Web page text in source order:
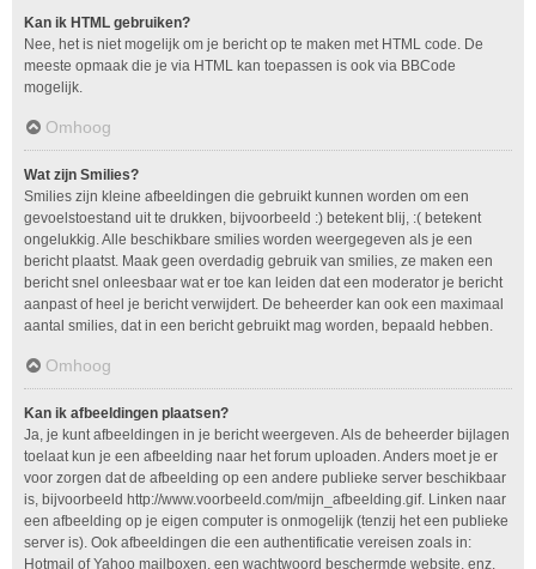
Kan ik HTML gebruiken?
Nee, het is niet mogelijk om je bericht op te maken met HTML code. De
meeste opmaak die je via HTML kan toepassen is ook via BBCode
mogelijk.
Omhoog
Wat zijn Smilies?
Smilies zijn kleine afbeeldingen die gebruikt kunnen worden om een
gevoelstoestand uit te drukken, bijvoorbeeld :) betekent blij, :( betekent
ongelukkig. Alle beschikbare smilies worden weergegeven als je een
bericht plaatst. Maak geen overdadig gebruik van smilies, ze maken een
bericht snel onleesbaar wat er toe kan leiden dat een moderator je bericht
aanpast of heel je bericht verwijdert. De beheerder kan ook een maximaal
aantal smilies, dat in een bericht gebruikt mag worden, bepaald hebben.
Omhoog
Kan ik afbeeldingen plaatsen?
Ja, je kunt afbeeldingen in je bericht weergeven. Als de beheerder bijlagen
toelaat kun je een afbeelding naar het forum uploaden. Anders moet je er
voor zorgen dat de afbeelding op een andere publieke server beschikbaar
is, bijvoorbeeld http://www.voorbeeld.com/mijn_afbeelding.gif. Linken naar
een afbeelding op je eigen computer is onmogelijk (tenzij het een publieke
server is). Ook afbeeldingen die een authentificatie vereisen zoals in:
Hotmail of Yahoo mailboxen, een wachtwoord beschermde website, enz.